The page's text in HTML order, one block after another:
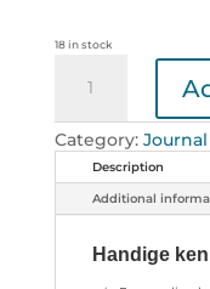
18 in stock
Joernaal
quantity
Category: Journal
Description
Additional
Handige